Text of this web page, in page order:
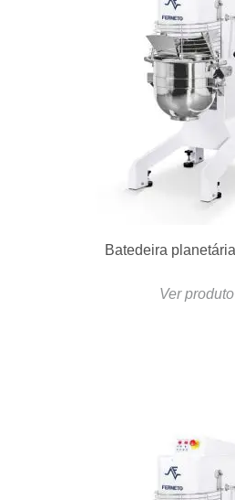
Ver produto